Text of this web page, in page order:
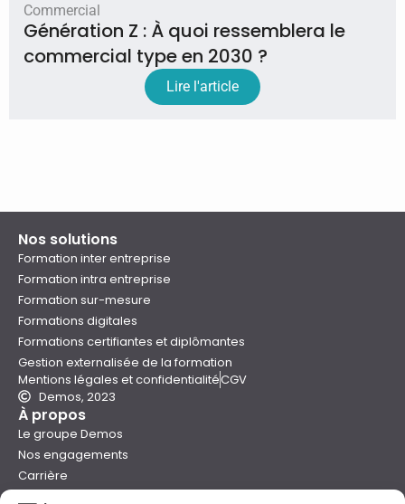
Commercial
Génération Z : À quoi ressemblera le
commercial type en 2030 ?
Lire l'article
Nos solutions
Formation inter entreprise
Formation intra entreprise
Formation sur-mesure
Formations digitales
Formations certifiantes et diplômantes
Gestion externalisée de la formation
Mentions légales et confidentialitéCGV
Demos, 2023
À propos
Le groupe Demos
Nos engagements
Carrière